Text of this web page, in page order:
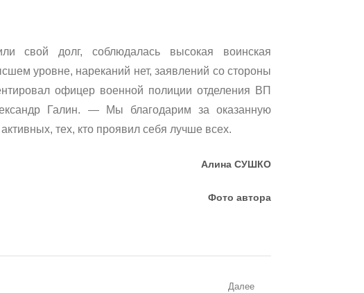
свой долг, соблюдалась высокая воинская
уровне, нареканий нет, заявлений со стороны
офицер военной полиции отделения ВП
Галин. — Мы благодарим за оказанную
тех, кто проявил себя лучше всех.
Алина СУШКО
Фото автора
Далее